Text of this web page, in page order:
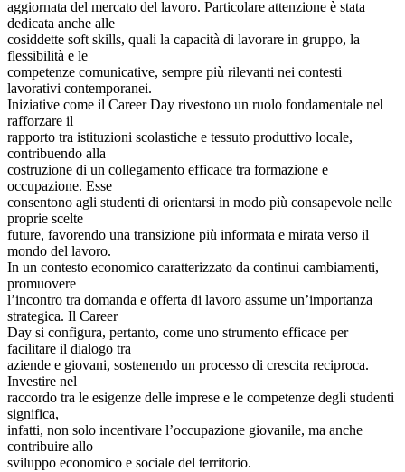
aggiornata del mercato del lavoro. Particolare attenzione è stata
dedicata anche alle
cosiddette soft skills, quali la capacità di lavorare in gruppo, la
flessibilità e le
competenze comunicative, sempre più rilevanti nei contesti
lavorativi contemporanei.
Iniziative come il Career Day rivestono un ruolo fondamentale nel
rafforzare il
rapporto tra istituzioni scolastiche e tessuto produttivo locale,
contribuendo alla
costruzione di un collegamento efficace tra formazione e
occupazione. Esse
consentono agli studenti di orientarsi in modo più consapevole nelle
proprie scelte
future, favorendo una transizione più informata e mirata verso il
mondo del lavoro.
In un contesto economico caratterizzato da continui cambiamenti,
promuovere
l’incontro tra domanda e offerta di lavoro assume un’importanza
strategica. Il Career
Day si configura, pertanto, come uno strumento efficace per
facilitare il dialogo tra
aziende e giovani, sostenendo un processo di crescita reciproca.
Investire nel
raccordo tra le esigenze delle imprese e le competenze degli studenti
significa,
infatti, non solo incentivare l’occupazione giovanile, ma anche
contribuire allo
sviluppo economico e sociale del territorio.